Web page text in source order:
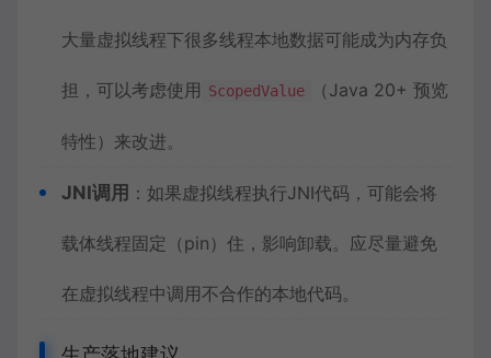
大量虚拟线程下很多线程本地数据可能成为内存负
担，可以考虑使用 ScopedValue （Java 20+ 预览
特性）来改进。
JNI调用 ：如果虚拟线程执行JNI代码，可能会将
载体线程固定（pin）住，影响卸载。应尽量避免
在虚拟线程中调用不合作的本地代码。